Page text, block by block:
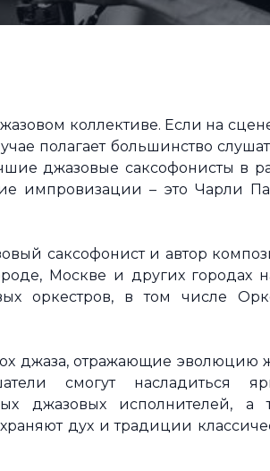
коллективе. Если на
полагает большинство
джазовые саксофонисты в
импровизации – это Чарли
саксофонист и автор
Москве и других городах
оркестров, в том числе
джаза, отражающие эволюцию
смогут насладиться
джазовых исполнителей, а
дух и традиции